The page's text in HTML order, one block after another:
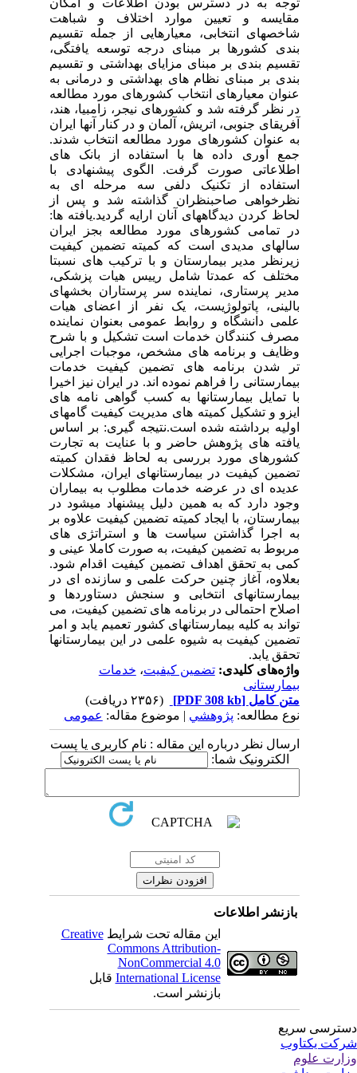
توجه به در دسترس بودن اطلاعات و امکان
مقایسه و تعیین موارد اختلاف و شباهت
شاخصهای انتخابی، معیارهایی از جمله تقسیم
بندی کشورها بر مبنای درجه توسعه یافتگی،
تقسیم بندی بر مبنای مزایای بهداشتی و تقسیم
بندی بر مبنای نظام های بهداشتی و درمانی به
عنوان معیارهای انتخاب کشورهای مورد مطالعه
در نظر گرفته شد و کشورهای نیجر، زامبیا، هند،
آفریقای جنوبی، اتریش، آلمان و در کنار آنها ایران
به عنوان کشورهای مورد مطالعه انتخاب شدند.
جمع آوری داده ها با استفاده از بانک های
اطلاعاتی صورت گرفت. الگوی پیشنهادی با
استفاده از تکنیک دلفی سه مرحله ای به
نظرخواهی صاحبنظران گذاشته شد و پس از
لحاظ کردن دیدگاههای آنان ارایه گردید.یافته ها:
در تمامی کشورهای مورد مطالعه بجز ایران
سالهای مدیدی است که کمیته تضمین کیفیت
زیرنظر مدیر بیمارستان و با ترکیب های نسبتا
مختلف که عمدتا شامل رییس هیات پزشکی،
مدیر پرستاری، نماینده سر پرستاران بخشهای
بالینی، پاتولوژیست، یک نفر از اعضای هیات
علمی دانشگاه و روابط عمومی بعنوان نماینده
مصرف کنندگان خدمات است تشکیل و با شرح
وظایف و برنامه های مشخص، موجبات اجرایی
تر شدن برنامه های تضمین کیفیت خدمات
بیمارستانی را فراهم نموده اند. در ایران نیز اخیرا
با تمایل بیمارستانها به کسب گواهی نامه های
ایزو و تشکیل کمیته های مدیریت کیفیت گامهای
اولیه برداشته شده است.نتیجه گیری: بر اساس
یافته های پژوهش حاضر و با عنایت به تجارت
کشورهای مورد بررسی به لحاظ فقدان کمیته
تضمین کیفیت در بیمارستانهای ایران، مشکلات
عدیده ای در عرضه خدمات مطلوب به بیماران
وجود دارد که به همین دلیل پیشنهاد میشود در
بیمارستان، با ایجاد کمیته تضمین کیفیت علاوه بر
به اجرا گذاشتن سیاست ها و استراتژی های
مربوط به تضمین کیفیت، به صورت کاملا عینی و
کمی به تحقق اهداف تضمین کیفیت اقدام شود.
بعلاوه، آغاز چنین حرکت علمی و سازنده ای در
بیمارستانهای انتخابی و سنجش دستاوردها و
اصلاح احتمالی در برنامه های تضمین کیفیت، می
تواند به کلیه بیمارستانهای کشور تعمیم یابد و امر
تضمین کیفیت به شیوه علمی در این بیمارستانها
تحقق یابد.
واژه‌های کلیدی:تضمین کیفیت،خدمات
بیمارستانی
متن کامل[PDF 308 kb]
نوع مطالعه:پژوهشي| موضوع مقاله:عمومى
ارسال نظر درباره این مقاله : نام کاربری یا پست
الکترونیک شما:
بازنشر اطلاعات
این مقاله تحت شرایطCreative
Commons Attribution-
NonCommercial 4.0
International Licenseقابل
بازنشر است.
سریع
یکتاوب
علوم